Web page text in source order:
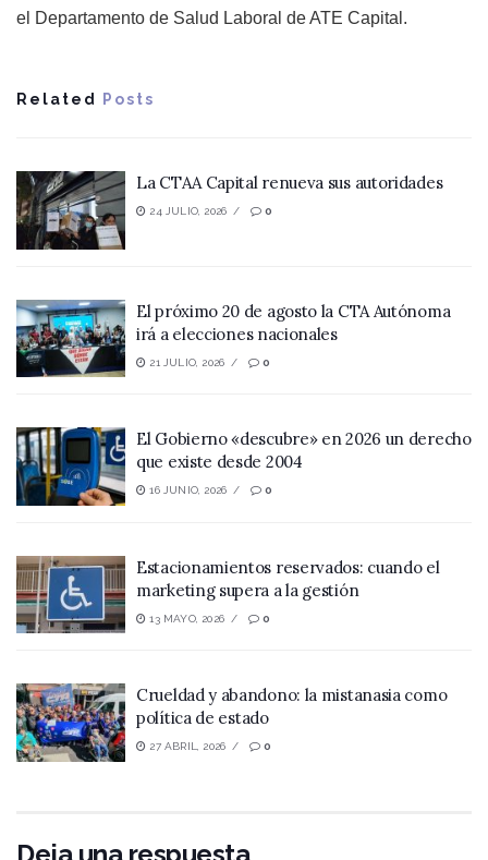
el Departamento de Salud Laboral de ATE Capital.
Related Posts
La CTAA Capital renueva sus autoridades
24 JULIO, 2026 0
El próximo 20 de agosto la CTA Autónoma
irá a elecciones nacionales
21 JULIO, 2026 0
El Gobierno «descubre» en 2026 un derecho
que existe desde 2004
16 JUNIO, 2026 0
Estacionamientos reservados: cuando el
marketing supera a la gestión
13 MAYO, 2026 0
Crueldad y abandono: la mistanasia como
política de estado
27 ABRIL, 2026 0
Deja una respuesta